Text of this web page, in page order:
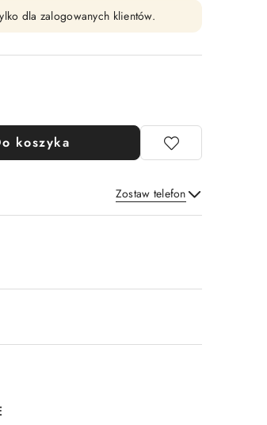
dla zalogowanych klientów.
koszyka
Zostaw telefon
Wyślij